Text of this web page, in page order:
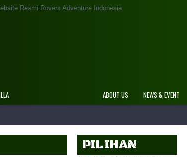
Indonesia
NEWS & EVENT
ABOUT US
PILIHAN